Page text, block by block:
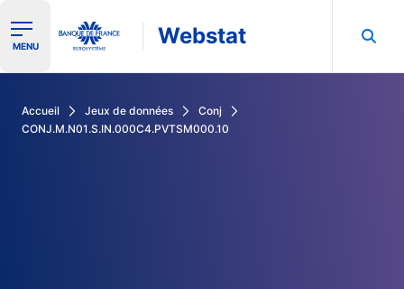
Ouvrir le menu de navigation
MENU Webstat
Accueil Jeux de données
Conj
CONJ.M.N01.S.IN.000C4.PVTSM000.10